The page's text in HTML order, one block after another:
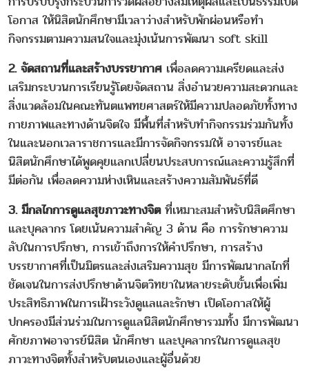
โอกาส ให้นิสิตนักศึกษามีเวลาว่างสำหรับพักผ่อนหรือทำ
กิจกรรมตามความสนใจและมุ่งเน้นการพัฒนา soft skill
2. จัดสถานที่และสร้างบรรยากาศ เพื่อลดความเครียดและส่ง
เสริมกระบวนการเรียนรู้โดยจัดสถาน สิ่งอำนวยความสะดวกและ
สิ่งแวดล้อมในคณะทันตแพทยศาสตร์ให้มีความปลอดภัยทั้งทาง
กายภาพและทางด้านจิตใจ มีพื้นที่สำหรับทำกิจกรรมร่วมกันทั้ง
ในและนอกเวลาราชการและมีการจัดกิจกรรมให้ อาจารย์และ
นิสิตนักศึกษาได้พูดคุยแลกเปลี่ยนประสบการณ์และความรู้สึกที่
มีต่อกัน เพื่อลดความห่างเหินและสร้างความสัมพันธ์ที่ดี
3. มีกลไกการดูแลสุขภาวะทางจิตที่เหมาะสมสำหรับนิสิตศึกษา
และบุคลากร โดยเน้นความสำคัญ 3 ด้าน คือ การรักษาความ
ลับในการปรึกษา, การเข้าถึงการให้คำปรึกษา, การสร้าง
บรรยากาศที่เป็นมิตรและส่งเสริมความสุข มีการพัฒนากลไกที่
ชัดเจนในการส่งปรึกษาด้านจิตวิทยาในหลายระดับขั้นเพื่อเพิ่ม
ประสิทธิภาพในการเฝ้าระวังดูแลและรักษา เปิดโอกาสให้ผู้
ปกครองมีส่วนร่วมในการดูแลนิสิตนักศึกษารวมทั้ง มีการพัฒนา
ศักยภาพอาจารย์นิสิต นักศึกษา และบุคลากรในการดูแลสุข
ภาวะทางจิตทั้งสำหรับตนเองและผู้อื่นด้วย